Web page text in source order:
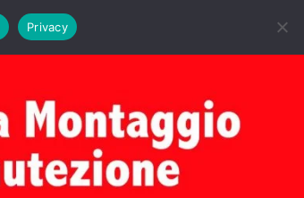
PRIMA ACCENSIONE CALDAIE BIASI
Privacy